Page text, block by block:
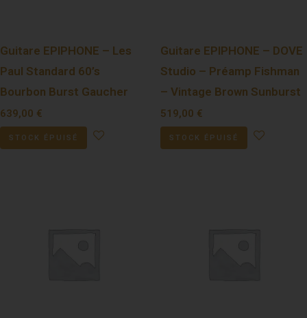
Guitare EPIPHONE – Les
Paul Standard 60’s
Bourbon Burst Gaucher
639,00 €
STOCK ÉPUISÉ
Guitare EPIPHONE – DOVE
Studio – Préamp Fishman
– Vintage Brown Sunburst
519,00 €
STOCK ÉPUISÉ